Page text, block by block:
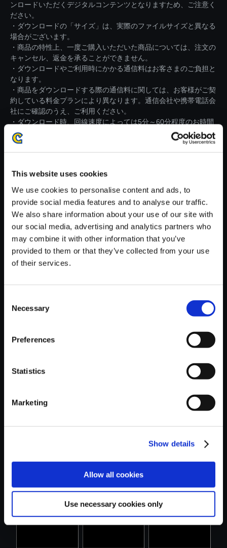
This website uses cookies
We use cookies to personalise content and ads, to
provide social media features and to analyse our traffic.
We also share information about your use of our site with
our social media, advertising and analytics partners who
may combine it with other information that you’ve
provided to them or that they’ve collected from your use
of their services.
Selection
Necessary
Preferences
Statistics
Marketing
Show details
Allow all cookies
Use necessary cookies only
ンロードいただくデジタルコンテンツとなりますため、ご注意く
ださい。
・ダウンロードの「サイズ」は、実際のファイルサイズと異なる
場合がございます。
・商品の特性上、一度ご購入いただいた商品については、注文の
キャンセル、返金を承ることができません。
・ダウンロードやご利用時にかかる通信料はお客さまのご負担と
なります。
・商品をダウンロードする際の通信料に関しては、お客様がご契
約している料金プランにより異なります。通信会社や携帯電話会
社にご確認のうえ、ご利用ください。
・ダウンロード時、回線速度によっては5分～60分程度のお時間
がかかる場合がございます。
※ご購入いただいたファイルのダウンロードの際には、通信環境
が安定しているWifi環境でお試しください。
【単曲】biohazard SOUND CH
RONICLE BEST TRACK BOX
Sorrow （Ending Credits）
おすすめ商品